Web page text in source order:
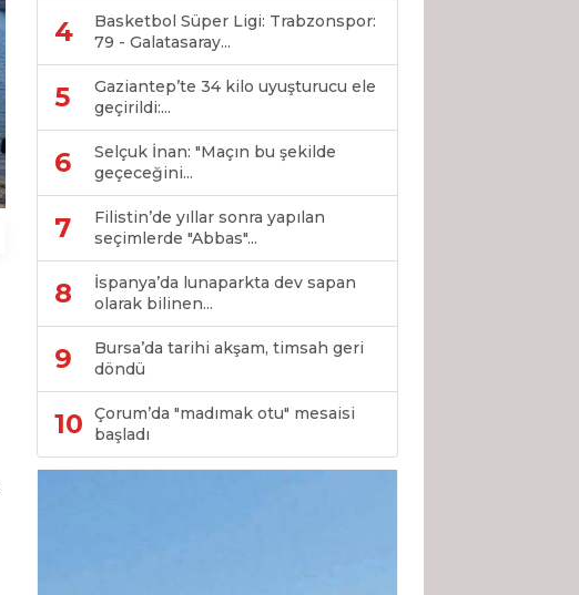
4
Basketbol Süper Ligi: Trabzonspor:
79 - Galatasaray...
5
Gaziantep’te 34 kilo uyuşturucu ele
geçirildi:...
6
Selçuk İnan: "Maçın bu şekilde
geçeceğini...
7
Filistin’de yıllar sonra yapılan
seçimlerde "Abbas"...
8
İspanya’da lunaparkta dev sapan
olarak bilinen...
9
Bursa’da tarihi akşam, timsah geri
döndü
10
Çorum’da "madımak otu" mesaisi
başladı